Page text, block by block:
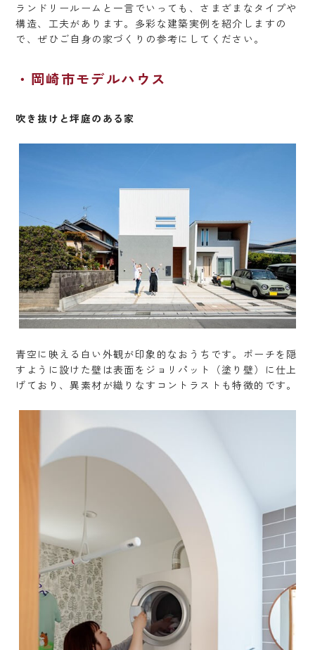
ランドリールームと一言でいっても、さまざまなタイプや
構造、工夫があります。多彩な建築実例を紹介しますの
で、ぜひご自身の家づくりの参考にしてください。
岡崎市モデルハウス
吹き抜けと坪庭のある家
青空に映える白い外観が印象的なおうちです。ポーチを隠
すように設けた壁は表面をジョリパット（塗り壁）に仕上
げており、異素材が織りなすコントラストも特徴的です。